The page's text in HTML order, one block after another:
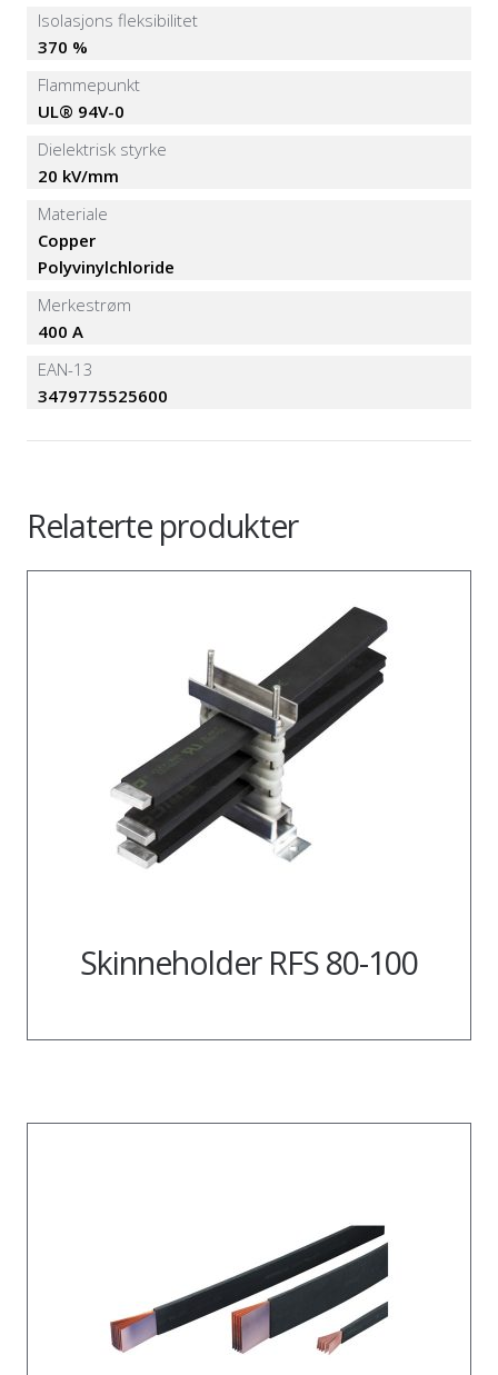
Isolasjons fleksibilitet
370 %
Flammepunkt
UL® 94V-0
Dielektrisk styrke
20 kV/mm
Materiale
Copper
Polyvinylchloride
Merkestrøm
400 A
EAN-13
3479775525600
Relaterte produkter
Skinneholder RFS 80-100